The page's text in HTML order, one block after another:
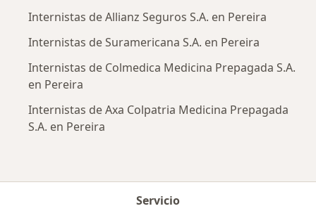
Internistas de Allianz Seguros S.A. en Pereira
Internistas de Suramericana S.A. en Pereira
Internistas de Colmedica Medicina Prepagada S.A.
en Pereira
Internistas de Axa Colpatria Medicina Prepagada
S.A. en Pereira
Servicio